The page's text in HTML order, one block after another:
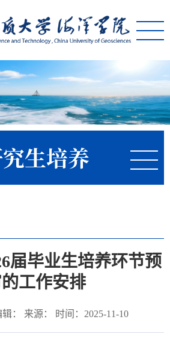
生培养
届毕业生培养环节预
工作安排
辑： 来源： 时间：2025-11-10